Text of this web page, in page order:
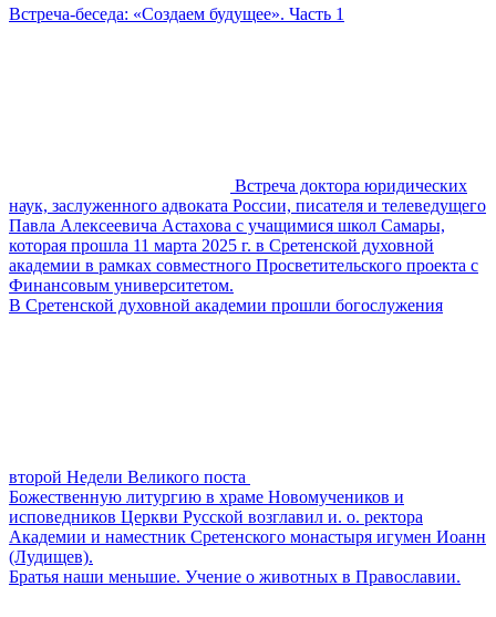
Встреча-беседа: «Создаем будущее». Часть 1
Встреча доктора юридических
наук, заслуженного адвоката России, писателя и телеведущего
Павла Алексеевича Астахова с учащимися школ Самары,
которая прошла 11 марта 2025 г. в Сретенской духовной
академии в рамках совместного Просветительского проекта с
Финансовым университетом.
В Сретенской духовной академии прошли богослужения
второй Недели Великого поста
Божественную литургию в храме Новомучеников и
исповедников Церкви Русской возглавил и. о. ректора
Академии и наместник Сретенского монастыря игумен Иоанн
(Лудищев).
Братья наши меньшие. Учение о животных в Православии.